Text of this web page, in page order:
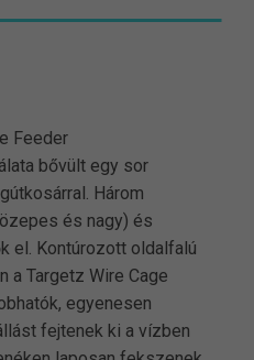
Feeder
bővült egy sor
Három
és nagy) és
el. Kontúrozott oldalfalú
a Targetz Wire Cage
egyenesen
fejtenek ki a vízben